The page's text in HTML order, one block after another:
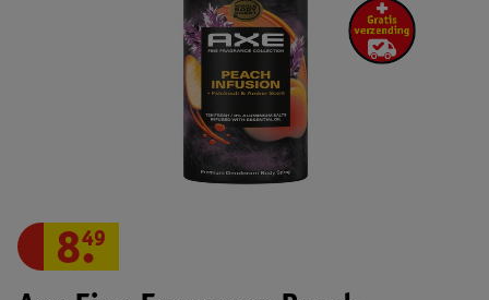
8.
49